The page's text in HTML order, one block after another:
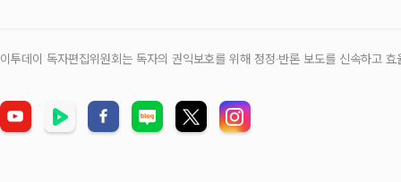
이투데이 독자편집위원회는 독자의 권익보호를 위해 정정‧반론 보도를 신속하고